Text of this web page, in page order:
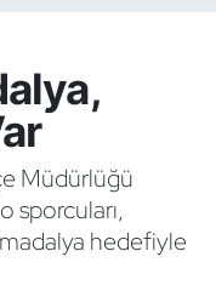
Müdürlüğü
sporcuları,
hedefiyle